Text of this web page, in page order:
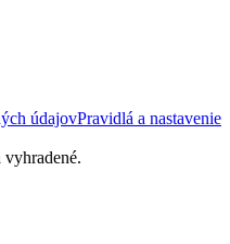
údajovPravidlá a nastavenie